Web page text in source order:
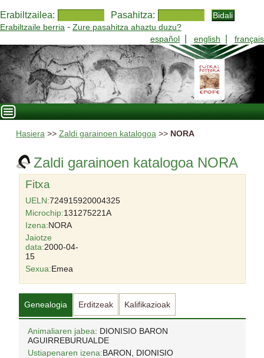
Erabiltzailea: Pasahitza:
Erabiltzaile berria - Zure pasahitza ahaztu duzu?
español
english français
Hasiera>> Zaldi garainoen katalogoa>> NORA
Zaldi garainoen katalogoa NORA
Fitxa
UELN:724915920004325
Microchip:131275221A
Izena:NORA
Jaiotze
data:2000-04-
15
Sexua:Emea
Genealogia Erditzeak Kalifikazioak
Animaliaren jabea: DIONISIO BARON
AGUIRREBURUALDE
Ustiapenaren izena:BARON, DIONISIO